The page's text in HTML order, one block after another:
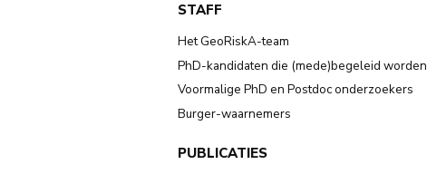
STAFF
Het GeoRiskA-team
PhD-kandidaten die (mede)begeleid worden
Voormalige PhD en Postdoc onderzoekers
Burger-waarnemers
PUBLICATIES